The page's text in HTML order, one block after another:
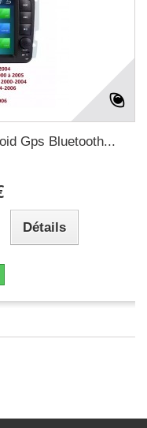
Gps Bluetooth...
Détails